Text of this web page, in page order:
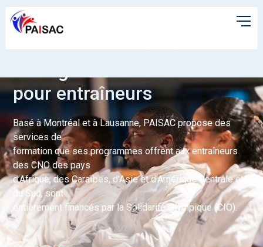
Le programme PAISAC -
pour entraîneurs
Basé à Montréal et à Lausanne, PAISAC propose des
services de
formation que ses programmes offrent aux entraîneurs
des CNO des pays
d’Afrique, des Caraïbes, d’Asie et d’Amérique Centrale et
du Sud, sont
entièrement financés par la Solidarité Olympique (CIO).